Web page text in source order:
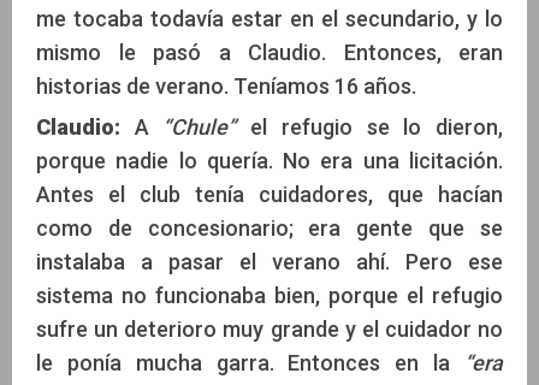
me tocaba todavía estar en el secundario, y lo
mismo le pasó a Claudio. Entonces, eran
historias de verano. Teníamos 16 años.
Claudio: A“Chule”el refugio se lo dieron,
porque nadie lo quería. No era una licitación.
Antes el club tenía cuidadores, que hacían
como de concesionario; era gente que se
instalaba a pasar el verano ahí. Pero ese
sistema no funcionaba bien, porque el refugio
sufre un deterioro muy grande y el cuidador no
le ponía mucha garra. Entonces en la
“era